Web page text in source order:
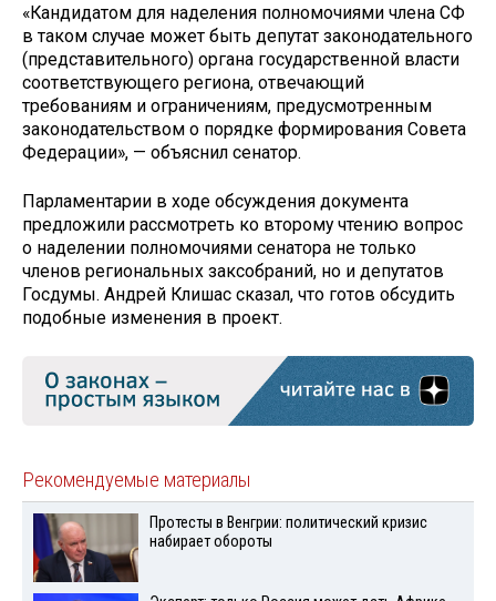
«Кандидатом для наделения полномочиями члена СФ
в таком случае может быть депутат законодательного
(представительного) органа государственной власти
соответствующего региона, отвечающий
требованиям и ограничениям, предусмотренным
законодательством о порядке формирования Совета
Федерации», — объяснил сенатор.
Парламентарии в ходе обсуждения документа
предложили рассмотреть ко второму чтению вопрос
о наделении полномочиями сенатора не только
членов региональных заксобраний, но и депутатов
Госдумы. Андрей Клишас сказал, что готов обсудить
подобные изменения в проект.
Рекомендуемые материалы
Протесты в Венгрии: политический кризис
набирает обороты